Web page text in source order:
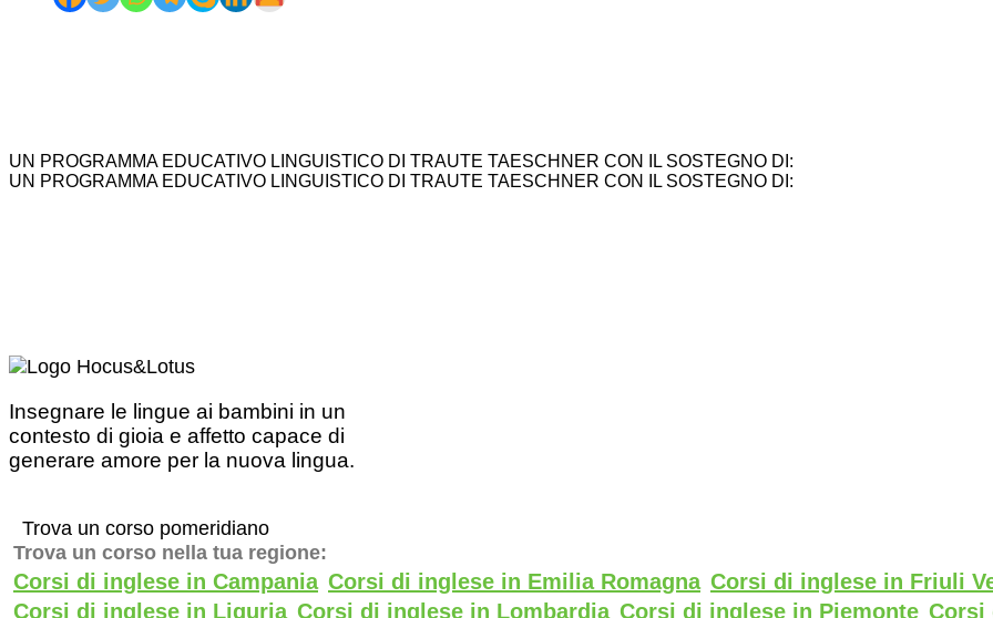
UN PROGRAMMA EDUCATIVO LINGUISTICO DI TRAUTE TAESCHNER CON IL SOSTEGNO DI:
UN PROGRAMMA EDUCATIVO LINGUISTICO DI TRAUTE TAESCHNER CON IL SOSTEGNO DI:
Insegnare le lingue ai bambini in un
contesto di gioia e affetto capace di
generare amore per la nuova lingua.
Trova un corso pomeridiano
Trova un corso nella tua regione:
Corsi di inglese in Campania Corsi di inglese in Emilia Romagna Corsi di inglese in Friuli
Corsi di inglese in Liguria Corsi di inglese in Lombardia Corsi di inglese in Piemonte Corsi